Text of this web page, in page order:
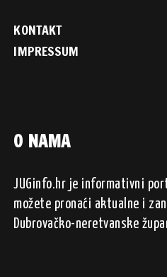
KONTAKT
IMPRESSUM
O NAMA
JUGinfo.hr je informativni
možete pronaći aktualne i
Dubrovačko-neretvanske